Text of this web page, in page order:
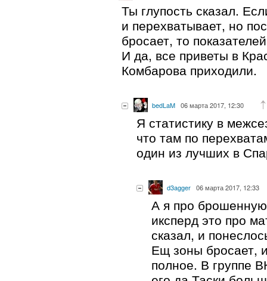
Ты глупость сказал.
и перехватывает, но
бросает, то
И да, все приветы в
Комбарова приходили.
bedLaM 06 марта 2017, 12:30
Я статистику в
что там по
один из лучших в
d3agger 06 марта 2017, 12:33
А я про
иксперд это про
сказал, и
Ещ зоны бросает,
полное. В группе